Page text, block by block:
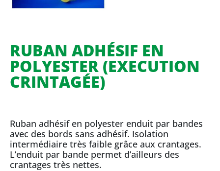
RUBAN ADHÉSIF EN
POLYESTER (EXECUTION
CRINTAGÉE)
Ruban adhésif en polyester enduit par bandes
avec des bords sans adhésif. Isolation
intermédiaire très faible grâce aux crantages.
L’enduit par bande permet d’ailleurs des
crantages très nettes.